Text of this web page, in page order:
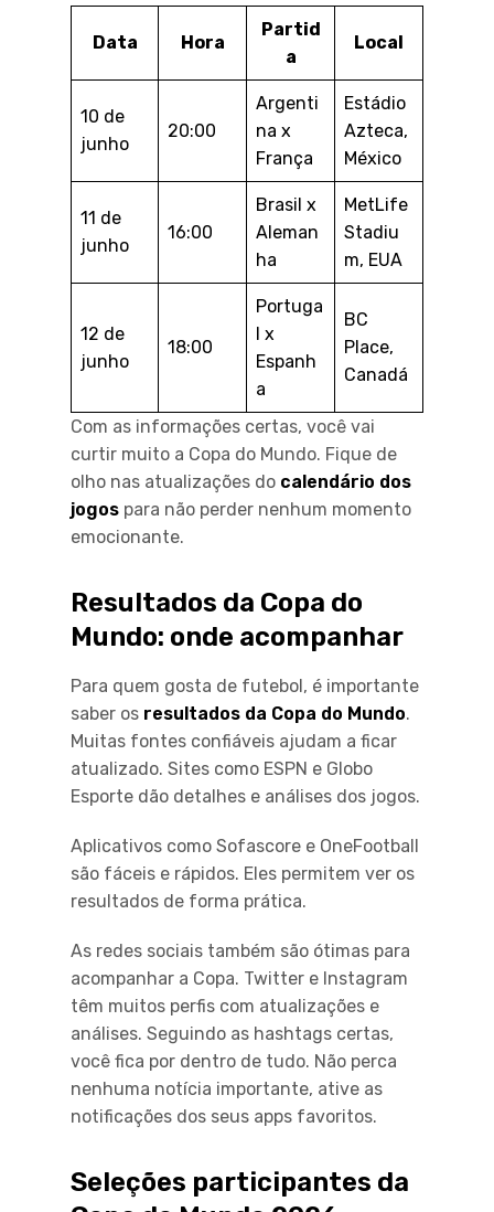
Data Hora
Partid
a
Local
10 de
junho
20:00
Argenti
na x
França
Estádio
Azteca,
México
11 de
junho
16:00
Brasil x
Aleman
ha
MetLife
Stadiu
m, EUA
12 de
junho
18:00
Portuga
l x
Espanh
a
BC
Place,
Canadá
Com as informações certas, você vai
curtir muito a Copa do Mundo. Fique de
olho nas atualizações do calendário dos
jogos para não perder nenhum momento
emocionante.
Resultados da Copa do
Mundo: onde acompanhar
Para quem gosta de futebol, é importante
saber os resultados da Copa do Mundo.
Muitas fontes confiáveis ajudam a ficar
atualizado. Sites como ESPN e Globo
Esporte dão detalhes e análises dos jogos.
Aplicativos como Sofascore e OneFootball
são fáceis e rápidos. Eles permitem ver os
resultados de forma prática.
As redes sociais também são ótimas para
acompanhar a Copa. Twitter e Instagram
têm muitos perfis com atualizações e
análises. Seguindo as hashtags certas,
você fica por dentro de tudo. Não perca
nenhuma notícia importante, ative as
notificações dos seus apps favoritos.
Seleções participantes da